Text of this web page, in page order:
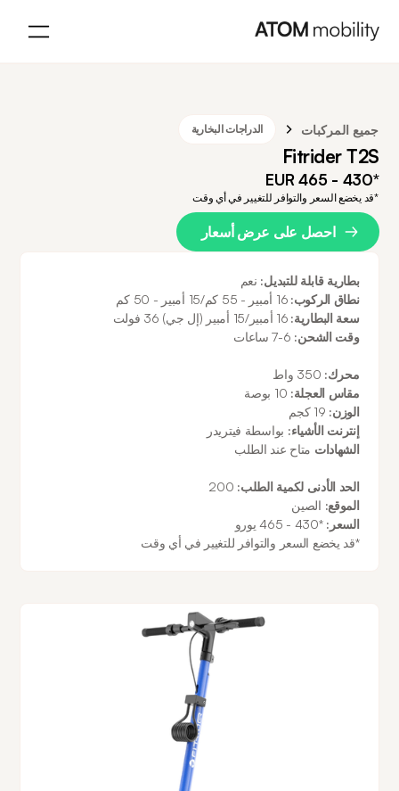
جميع المركبات الدراجات البخارية
Fitrider T2S
*430 - 465 EUR
*قد يخضع السعر والتوافر للتغيير في أي وقت
احصل على عرض أسعار
بطارية قابلة للتبديل: نعم
نطاق الركوب: 16 أمبير - 55 كم/15 أمبير - 50 كم
سعة البطارية: 16 أمبير/15 أمبير (إل جي) 36 فولت
وقت الشحن:
محرك: 350 واط
مقاس العجلة: 10 بوصة
الوزن:
إنترنت الأشياء: بواسطة فيتريدر
الشهادات متاح عند الطلب
الحد الأدنى لكمية الطلب: 200
الموقع: الصين
السعر:*430 - 465 يورو
*قد يخضع السعر والتوافر للتغيير في أي وقت